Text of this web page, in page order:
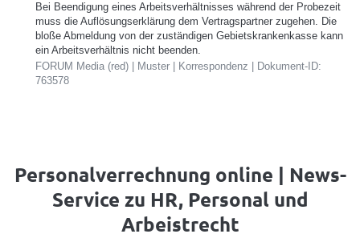
Bei Beendigung eines Arbeitsverhältnisses während der Probezeit
muss die Auflösungserklärung dem Vertragspartner zugehen. Die
bloße Abmeldung von der zuständigen Gebietskrankenkasse kann
ein Arbeitsverhältnis nicht beenden.
FORUM Media (red) | Muster | Korrespondenz | Dokument-ID:
763578
Personalverrechnung online | News-
Service zu HR, Personal und
Arbeistrecht